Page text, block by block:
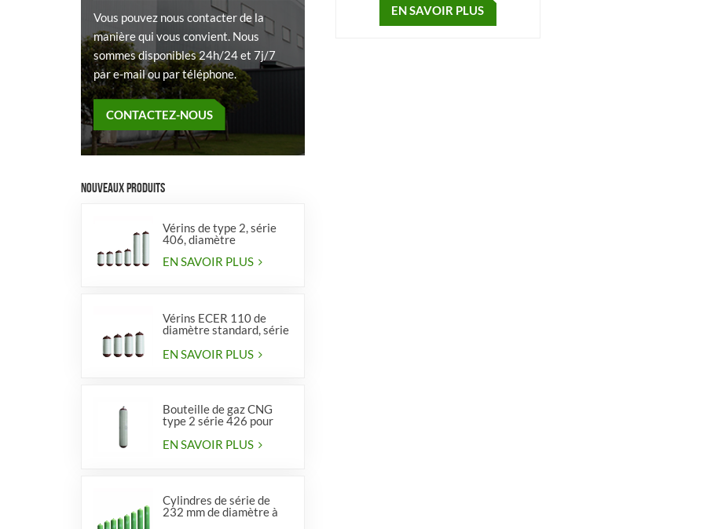
Vous pouvez nous contacter de la
manière qui vous convient. Nous
sommes disponibles 24h/24 et 7j/7
par e-mail ou par téléphone.
CONTACTEZ-NOUS
NOUVEAUX PRODUITS
Vérins de type 2, série
406, diamètre
EN SAVOIR PLUS
Vérins ECER 110 de
diamètre standard, série
EN SAVOIR PLUS
Bouteille de gaz CNG
type 2 série 426 pour
véhicules
EN SAVOIR PLUS
Cylindres de série de
232 mm de diamètre à
EN SAVOIR PLUS